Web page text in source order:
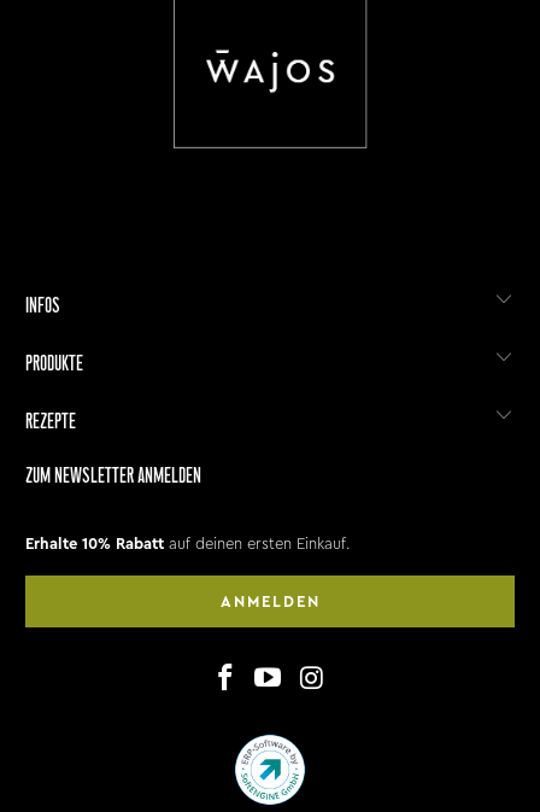
INFOS
PRODUKTE
REZEPTE
ZUM NEWSLETTER ANMELDEN
Erhalte 10% Rabatt auf deinen ersten Einkauf.
ANMELDEN